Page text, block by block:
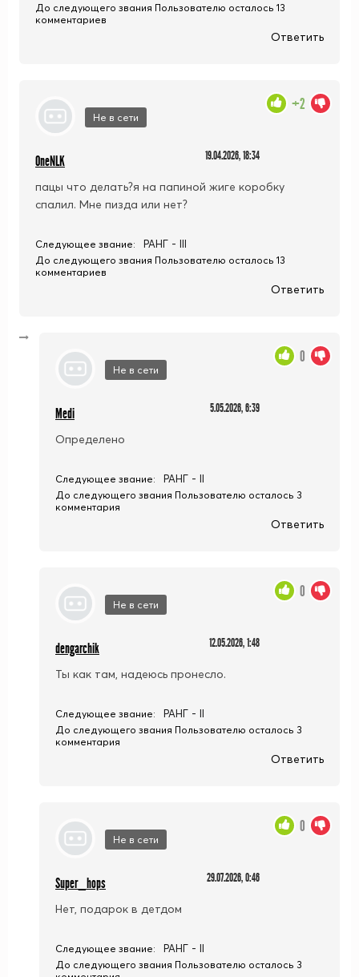
До следующего звания Пользователю осталось 13
комментариев
Ответить
Не в сети
OneNLK 19.04.2026, 18:34
пацы что делать?я на папиной жиге коробку
спалил. Мне пизда или нет?
+2
Следующее звание: РАНГ - III
До следующего звания Пользователю осталось 13
комментариев
Ответить
Не в сети
Medi 5.05.2026, 6:39
Определено
0
Следующее звание: РАНГ - II
До следующего звания Пользователю осталось 3
комментария
Ответить
Не в сети
dengarchik 12.05.2026, 1:48
Ты как там, надеюсь пронесло.
0
Следующее звание: РАНГ - II
До следующего звания Пользователю осталось 3
комментария
Ответить
Не в сети
Super_hops 29.07.2026, 0:46
Нет, подарок в детдом
0
Следующее звание: РАНГ - II
До следующего звания Пользователю осталось 3